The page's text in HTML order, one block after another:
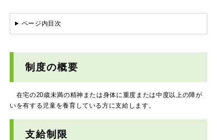
ページ内目次
制度の概要
在宅の20歳未満の精神または身体に重度または中度以上の障が
いを有する児童を養育している方に支給します。
支給制限